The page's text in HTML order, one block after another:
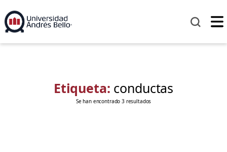
Etiqueta: conductas
Se han encontrado 3 resultados